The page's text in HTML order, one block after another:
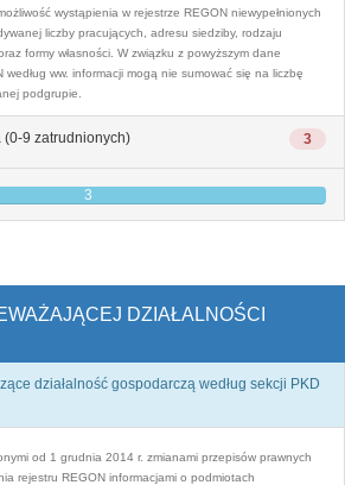
wystąpienia w rejestrze REGON niewypełnionych
liczby pracujących, adresu siedziby, rodzaju
formy własności. W związku z powyższym dane
ww. informacji mogą nie sumować się na liczbę
podgrupie.
3
(0-9 zatrudnionych)
3
DZIAŁALNOŚCI
działalność gospodarczą według sekcji PKD
od 1 grudnia 2014 r. zmianami przepisów prawnych
rejestru REGON informacjami o podmiotach